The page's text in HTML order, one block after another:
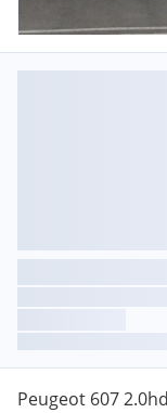
Peugeot 607